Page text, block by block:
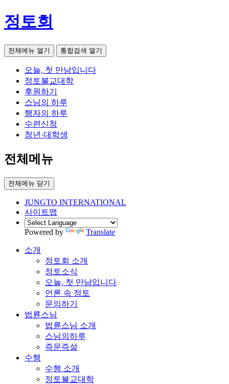
정토회
전체메뉴 열기 통합검색 열기
오늘, 첫 만남입니다
정토불교대학
후원하기
스님의 하루
행자의 하루
수련신청
청년·대학생
전체메뉴
전체메뉴 닫기
JUNGTO INTERNATIONAL
사이트맵
Powered by Translate
소개
정토회 소개
정토소식
오늘, 첫 만남입니다
언론 속 정토
문의하기
법륜스님
법륜스님 소개
스님의하루
즉문즉설
수행
수행 소개
정토불교대학